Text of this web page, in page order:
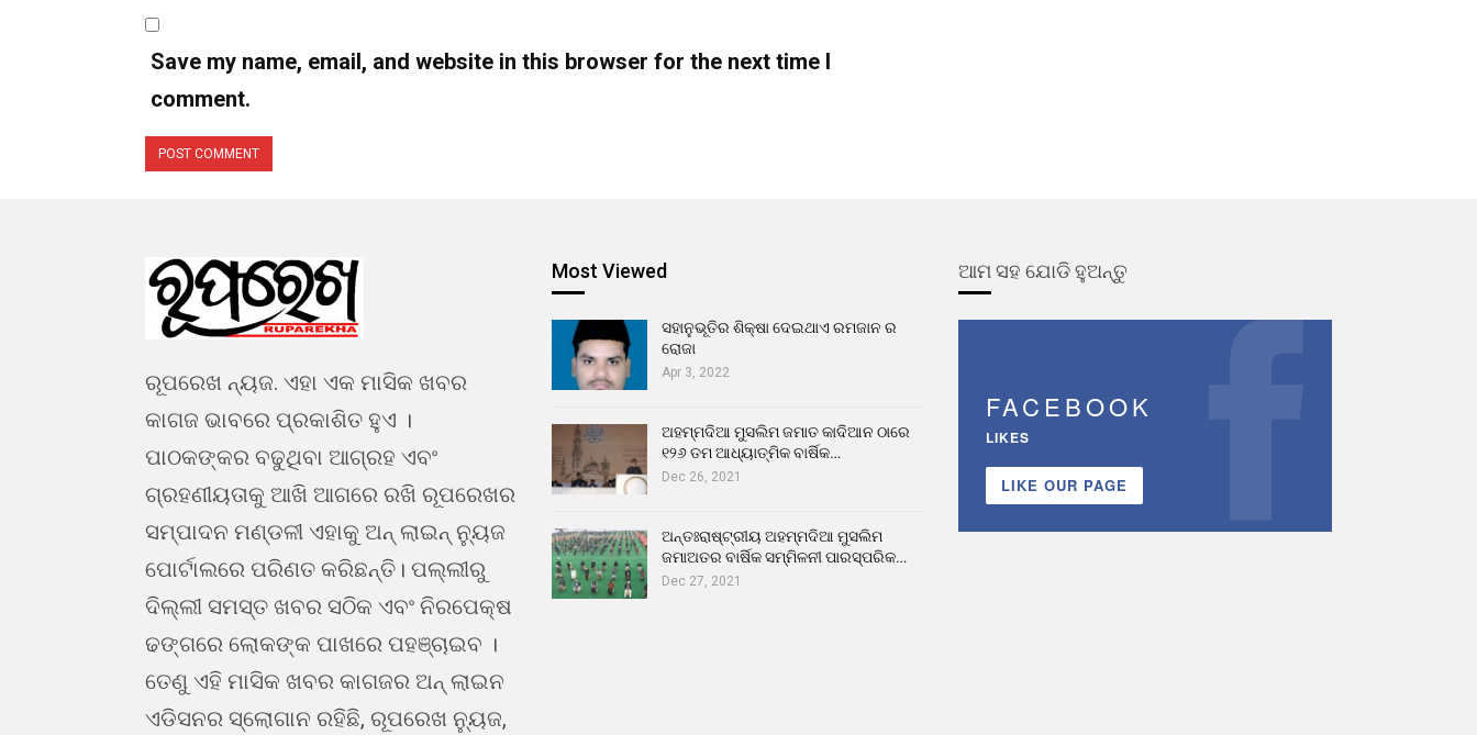
Save my name, email, and website in this browser for the next time I
comment.
ରୂପରେଖ ନ୍ୟଜ. ଏହା ଏକ ମାସିକ ଖବର
କାଗଜ ଭାବରେ ପ୍ରକାଶିତ ହୁଏ ।
ପାଠକଙ୍କର ବଢୁଥିବା ଆଗ୍ରହ ଏବଂ
ଗ୍ରହଣୀୟତାକୁ ଆଖି ଆଗରେ ରଖି ରୂପରେଖର
ସମ୍ପାଦନ ମଣ୍ଡଳୀ ଏହାକୁ ଅନ୍ ଲାଇନ୍ ନ୍ୟୁଜ
ପୋର୍ଟାଲରେ ପରିଣତ କରିଛନ୍ତି। ପଲ୍ଲୀରୁ
ଦିଲ୍ଲୀ ସମସ୍ତ ଖବର ସଠିକ ଏବଂ ନିରପେକ୍ଷ
ଢଙ୍ଗରେ ଲୋକଙ୍କ ପାଖରେ ପହଞ୍ଚାଇବ ।
ତେଣୁ ଏହି ମାସିକ ଖବର କାଗଜର ଅନ୍ ଲାଇନ
ଏଡିସନର ସ୍ଲୋଗାନ ରହିଛି, ରୂପରେଖ ନ୍ୟୁଜ,
Most Viewed
ସହାନୁଭୂତିର ଶିକ୍ଷା ଦେଇଥାଏ ରମଜାନ ର
ରୋଜା
Apr 3, 2022
ଅହମ୍ମଦିଆ ମୁସଲିମ ଜମାତ କାଦିଆନ ଠାରେ
୧୨୬ ତମ ଆଧ୍ୟାତ୍ମିକ ବାର୍ଷିକ…
Dec 26, 2021
ଅନ୍ତଃରାଷ୍ଟ୍ରୀୟ ଅହମ୍ମଦିଆ ମୁସଲିମ
ଜମାଅତର ବାର୍ଷିକ ସମ୍ମିଳନୀ ପାରସ୍ପରିକ…
Dec 27, 2021
ଆମ ସହ ଯୋଡି ହୁଅନ୍ତୁ
FACEBOOK
LIKES
LIKE OUR PAGE